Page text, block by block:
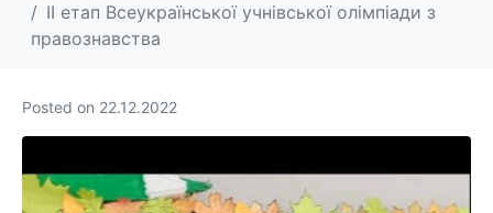
ІІ етап Всеукраїнської учнівської олімпіади з
правознавства
Posted on 22.12.2022